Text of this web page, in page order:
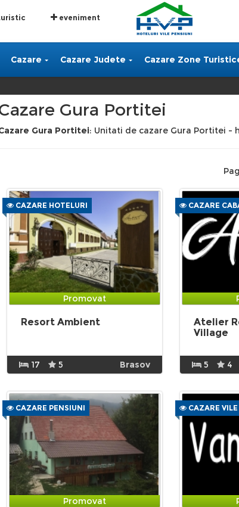
eveniment
Cazare Cazare Judete Cazare Zone
Gura Portitei
Gura Portitei: Unitati de cazare Gura Portitei -
CAZARE HOTELURI
Promovat
Resort Ambient
17 5 Brasov
CAZARE
Atelier
Village
5 4
CAZARE PENSIUNI
Promovat
CAZARE VILE